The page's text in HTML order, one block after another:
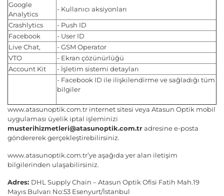
Google
Analytics
- Kullanıcı aksiyonları
Crashlytics
- Push ID
Facebook
- User ID
Live Chat,
- GSM Operator
VTO
- Ekran çözünürlüğü
Account Kit
- İşletim sistemi detayları
- Facebook ID ile ilişkilendirme ve sağladığı tüm
bilgiler
www.atasunoptik.com.tr internet sitesi veya Atasun Optik mobil
uygulaması üyelik iptal işleminizi
musterihizmetleri@atasunoptik.com.tradresine e-posta
göndererek gerçekleştirebilirsiniz.
www.atasunoptik.com.tr’ye aşağıda yer alan iletişim
bilgilerinden ulaşabilirsiniz.
Adres: DHL Supply Chain – Atasun Optik Ofisi Fatih Mah.19
Mayıs Bulvarı No:53 Esenyurt/İstanbul